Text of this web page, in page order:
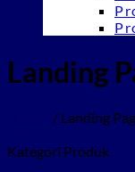
Landing
/ Landing
Kategori Produk